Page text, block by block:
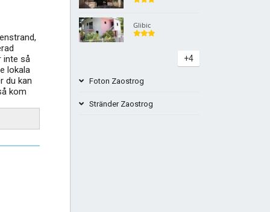
inte så
lokala
du kan
kom
Glibic
+4
Foton Zaostrog
Stränder Zaostrog